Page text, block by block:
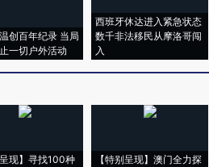
创百年纪录 当局
一切户外活动
西班牙休达进入紧急状态
数千非法移民从摩洛哥闯
入
呈现】寻找100种
【特别呈现】澳门全力探